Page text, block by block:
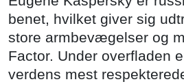
benet, hvilket giver sig
store armbevægelser og
Factor. Under overfladen
verdens mest